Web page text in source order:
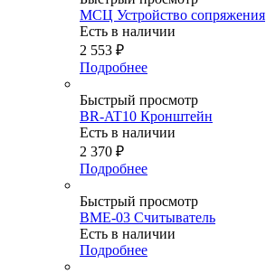
МСЦ Устройство сопряжения
Есть в наличии
2 553 ₽
Подробнее
Быстрый просмотр
BR-AT10 Кронштейн
Есть в наличии
2 370 ₽
Подробнее
Быстрый просмотр
BME-03 Считыватель
Есть в наличии
Подробнее